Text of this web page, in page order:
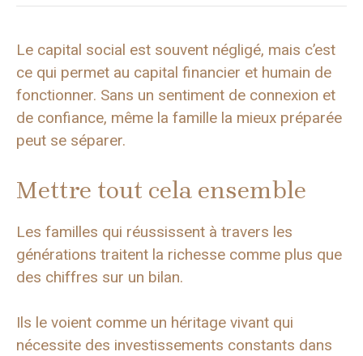
Le capital social est souvent négligé, mais c’est
ce qui permet au capital financier et humain de
fonctionner. Sans un sentiment de connexion et
de confiance, même la famille la mieux préparée
peut se séparer.
Mettre tout cela ensemble
Les familles qui réussissent à travers les
générations traitent la richesse comme plus que
des chiffres sur un bilan.
Ils le voient comme un héritage vivant qui
nécessite des investissements constants dans